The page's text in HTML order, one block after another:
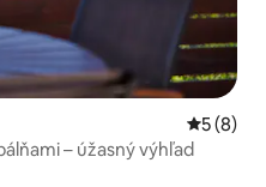
5 (8)
– úžasný výhľad